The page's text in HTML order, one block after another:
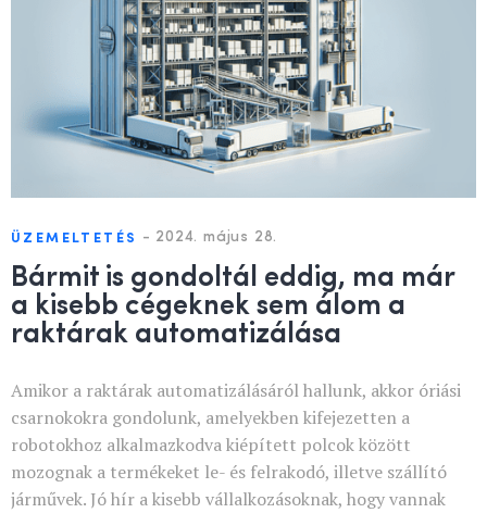
ÜZEMELTETÉS - 2024. május 28.
Bármit is gondoltál eddig, ma már
a kisebb cégeknek sem álom a
raktárak automatizálása
Amikor a raktárak automatizálásáról hallunk, akkor óriási
csarnokokra gondolunk, amelyekben kifejezetten a
robotokhoz alkalmazkodva kiépített polcok között
mozognak a termékeket le- és felrakodó, illetve szállító
járművek. Jó hír a kisebb vállalkozásoknak, hogy vannak